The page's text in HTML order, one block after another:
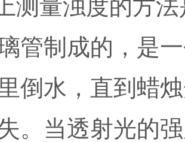
测量浊度的方
管制成的，是
倒水，直到蜡
。当透射光的